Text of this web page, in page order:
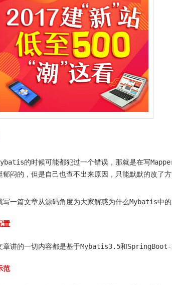
的时候可能都犯过一个错误，那就是在写
郁闷的，但是自己也查不出来原因，只能默默的改了
写一篇文章从源码角度为大家解惑为什么Mybatis中
置
章讲的一切内容都是基于Mybatis3.5和 SpringBoot-
范